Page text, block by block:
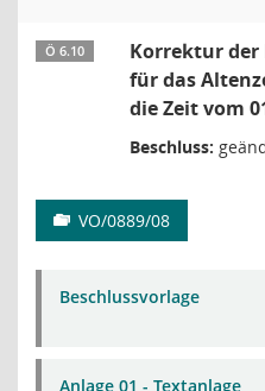
Ö 6.10
Korrektur der
für das
die Zeit vom
Beschluss:
VO/0889/08
Beschlussvorlage
Anlage 01 - Textanlage